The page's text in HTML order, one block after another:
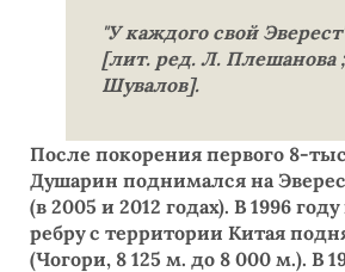
"У каждого свой
[лит. ред. Л. Плешанова
Шувалов].
После покорения первого 8-
Душарин поднимался на
(в 2005 и 2012 годах). В 1996
ребру с территории Китая
(Чогори, 8 125 м. до 8 000 м.). В